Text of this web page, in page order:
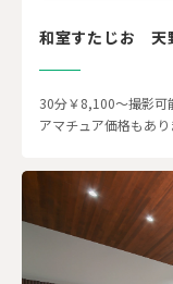
和室すたじお 天
30分￥8,100～撮影可
アマチュア価格もあり